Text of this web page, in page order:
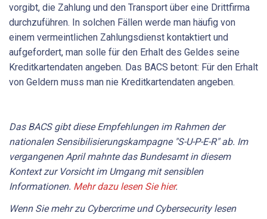
vorgibt, die Zahlung und den Transport über eine Drittfirma
durchzuführen. In solchen Fällen werde man häufig von
einem vermeintlichen Zahlungsdienst kontaktiert und
aufgefordert, man solle für den Erhalt des Geldes seine
Kreditkartendaten angeben. Das BACS betont: Für den Erhalt
von Geldern muss man nie Kreditkartendaten angeben.
Das BACS gibt diese Empfehlungen im Rahmen der
nationalen Sensibilisierungskampagne "S-U-P-E-R" ab. Im
vergangenen April mahnte das Bundesamt in diesem
Kontext zur Vorsicht im Umgang mit sensiblen
Informationen. Mehr dazu lesen Sie hier.
Wenn Sie mehr zu Cybercrime und Cybersecurity lesen